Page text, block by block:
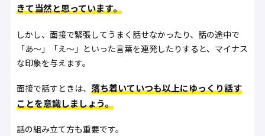
きて当然と思っています。
しかし、面接で緊張してうまく話せなかったり、話の途中で
「あ～」「え～」といった言葉を連発したりすると、マイナス
な印象を与えます。
面接で話すときは、 落ち着いていつも以上にゆっくり話す
ことを意識しましょう。
話の組み立て方も重要です。